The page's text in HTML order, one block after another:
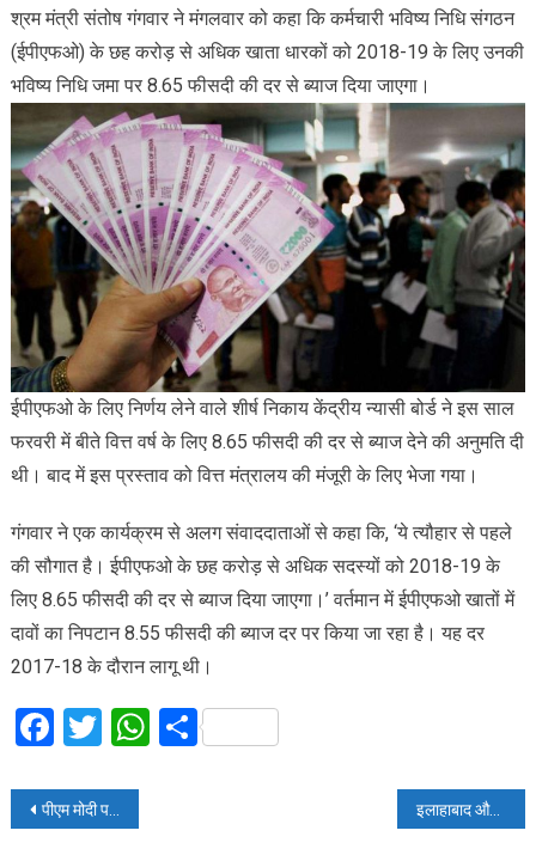
श्रम मंत्री संतोष गंगवार ने मंगलवार को कहा कि कर्मचारी भविष्य निधि संगठन
(ईपीएफओ) के छह करोड़ से अधिक खाता धारकों को 2018-19 के लिए उनकी
भविष्य निधि जमा पर 8.65 फीसदी की दर से ब्याज दिया जाएगा।
ईपीएफओ के लिए निर्णय लेने वाले शीर्ष निकाय केंद्रीय न्यासी बोर्ड ने इस साल
फरवरी में बीते वित्त वर्ष के लिए 8.65 फीसदी की दर से ब्याज देने की अनुमति दी
थी। बाद में इस प्रस्ताव को वित्त मंत्रालय की मंजूरी के लिए भेजा गया।
गंगवार ने एक कार्यक्रम से अलग संवाददाताओं से कहा कि, ‘ये त्यौहार से पहले
की सौगात है। ईपीएफओ के छह करोड़ से अधिक सदस्यों को 2018-19 के
लिए 8.65 फीसदी की दर से ब्याज दिया जाएगा।’ वर्तमान में ईपीएफओ खातों में
दावों का निपटान 8.55 फीसदी की ब्याज दर पर किया जा रहा है। यह दर
2017-18 के दौरान लागू थी।
Facebook
Twitter
WhatsApp
Share
Post
पीएम मोदी पर फिल्म बनाने जा रहे भंसाली इलाहाबाद और इंडियन बैंक के विलय का कर्मचारियों ने किया विरोध